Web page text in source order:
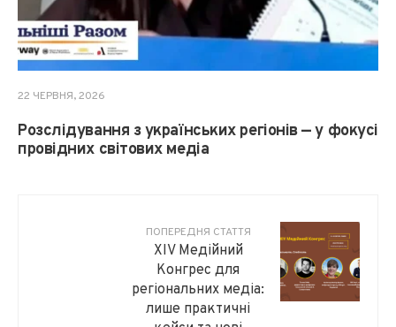
22 ЧЕРВНЯ, 2026
Розслідування з українських регіонів — у фокусі
провідних світових медіа
ПОПЕРЕДНЯ СТАТТЯ
XIV Медійний
Конгрес для
регіональних медіа:
лише практичні